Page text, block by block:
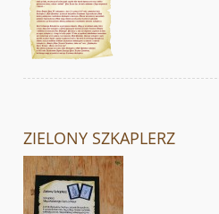
ZIELONY SZKAPLERZ